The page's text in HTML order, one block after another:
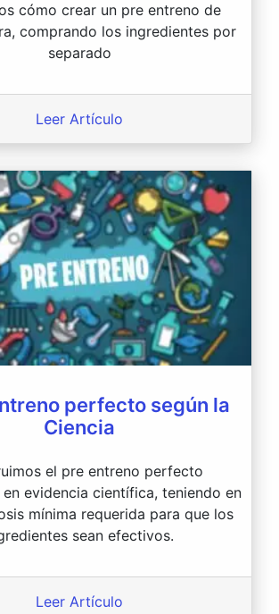
cómo crear un pre entreno de
comprando los ingredientes por
separado
Leer Artículo
perfecto según la
Ciencia
el pre entreno perfecto
en evidencia científica, teniendo en
mínima requerida para que los
sean efectivos.
Leer Artículo